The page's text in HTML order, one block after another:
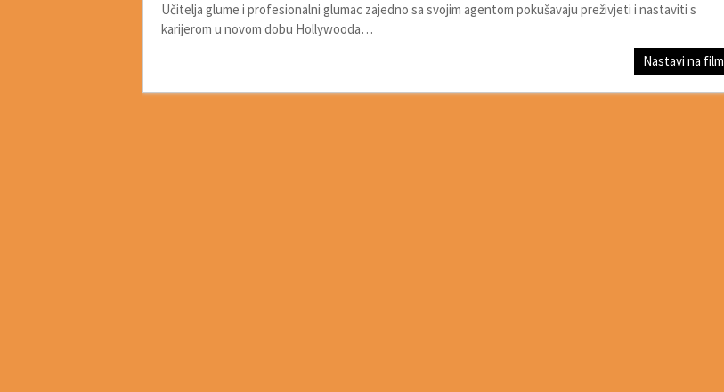
Učitelja glume i profesionalni glumac zajedno sa svojim agentom pokušavaju preživjeti i nastaviti s
karijerom u novom dobu Hollywooda…
Nastavi na film